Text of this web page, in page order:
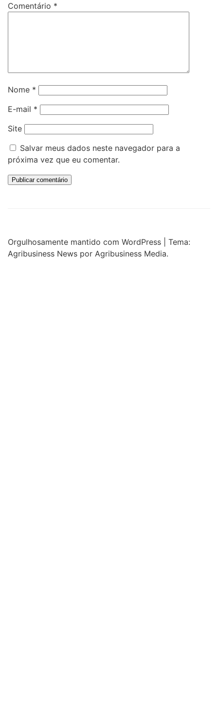
Comentário *
Nome *
E-mail *
Site
Salvar meus dados neste navegador para a
próxima vez que eu comentar.
Orgulhosamente mantido com WordPress
Tema:
Agribusiness News por Agribusiness Media.